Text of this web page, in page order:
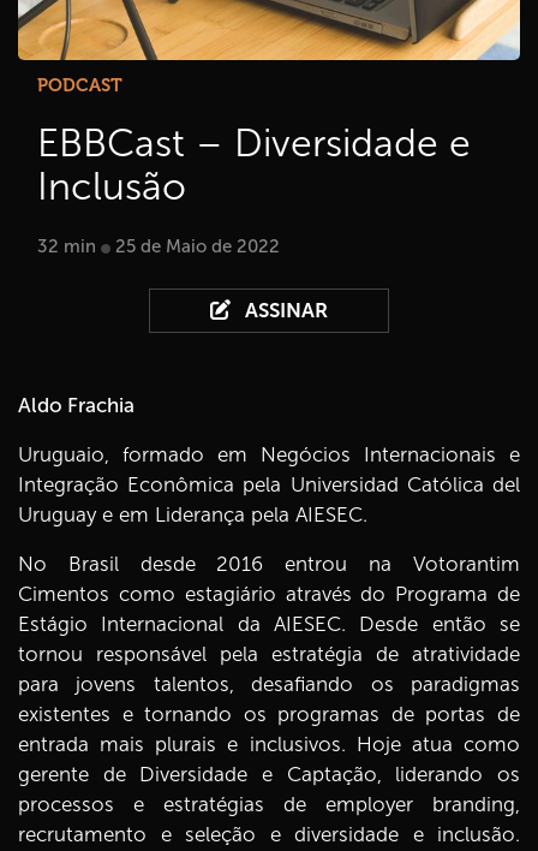
PODCAST
EBBCast – Diversidade e
Inclusão
32 min 25 de Maio de 2022
ASSINAR
Aldo Frachia
Uruguaio, formado em Negócios Internacionais e
Integração Econômica pela Universidad Católica del
Uruguay e em Liderança pela AIESEC.
No Brasil desde 2016 entrou na Votorantim
Cimentos como estagiário através do Programa de
Estágio Internacional da AIESEC. Desde então se
tornou responsável pela estratégia de atratividade
para jovens talentos, desafiando os paradigmas
existentes e tornando os programas de portas de
entrada mais plurais e inclusivos. Hoje atua como
gerente de Diversidade e Captação, liderando os
processos e estratégias de employer branding,
recrutamento e seleção e diversidade e inclusão.